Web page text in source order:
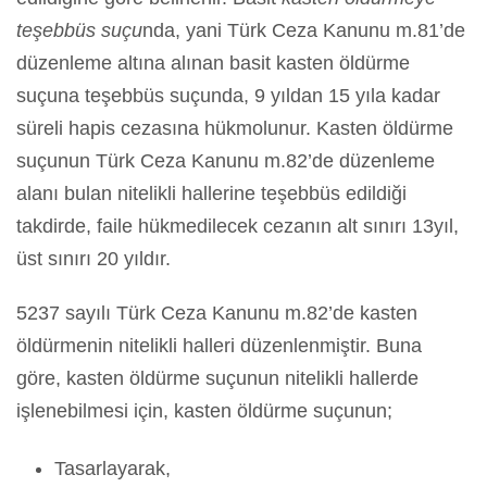
teşebbüs suçunda, yani Türk Ceza Kanunu m.81’de
düzenleme altına alınan basit kasten öldürme
suçuna teşebbüs suçunda, 9 yıldan 15 yıla kadar
süreli hapis cezasına hükmolunur. Kasten öldürme
suçunun Türk Ceza Kanunu m.82’de düzenleme
alanı bulan nitelikli hallerine teşebbüs edildiği
takdirde, faile hükmedilecek cezanın alt sınırı 13yıl,
üst sınırı 20 yıldır.
5237 sayılı Türk Ceza Kanunu m.82’de kasten
öldürmenin nitelikli halleri düzenlenmiştir. Buna
göre, kasten öldürme suçunun nitelikli hallerde
işlenebilmesi için, kasten öldürme suçunun;
Tasarlayarak,